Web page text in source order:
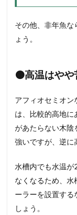
その他、非年魚な
ょう。
🟠高温はやや
アフィオセミオン
は、比較的高地に
があたらない木陰
強いですが、逆に
水槽内でも水温が
なくなるため、水
ーラーを設置する
しょう。